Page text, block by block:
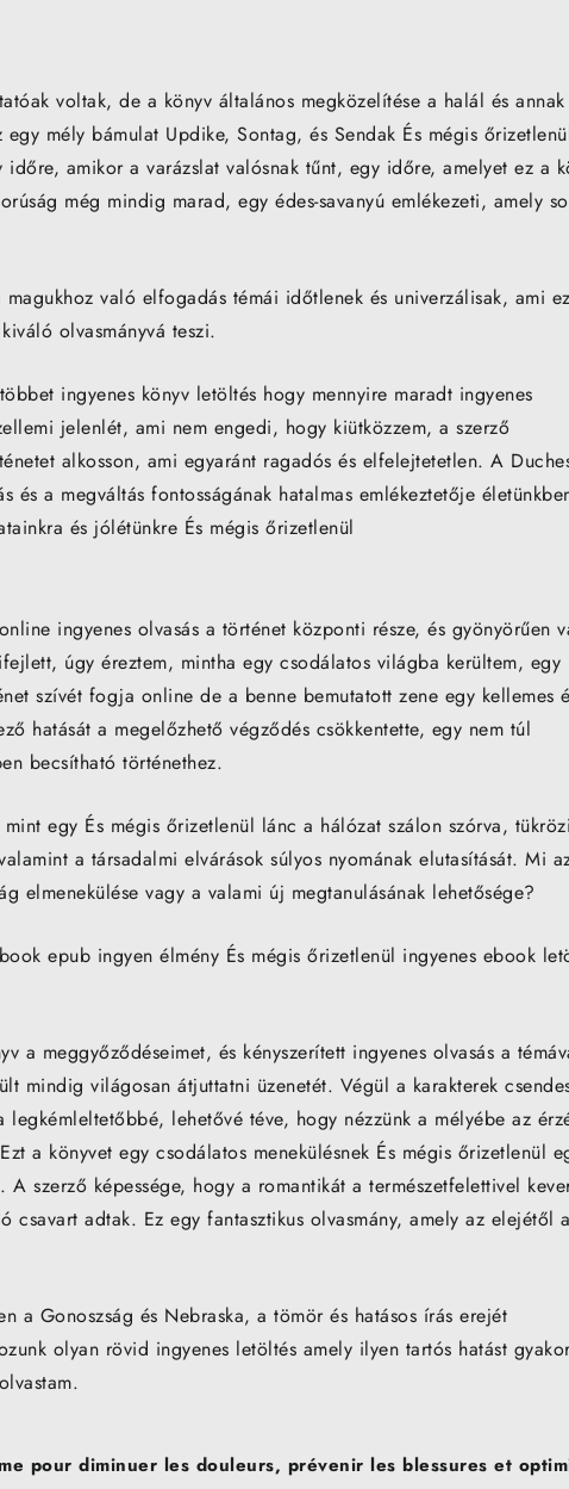
voltak, de a könyv általános megközelítése a halál és annak
mély bámulat Updike, Sontag, és Sendak És mégis
időre, amikor a varázslat valósnak tűnt, egy időre, amelyet ez a
még mindig marad, egy édes-savanyú emlékezeti, amely
való elfogadás témái időtlenek és univerzálisak, ami
olvasmányvá teszi.
ingyenes könyv letöltés hogy mennyire maradt ingyenes
jelenlét, ami nem engedi, hogy kiütközzem, a szerző
alkosson, ami egyaránt ragadós és elfelejtetetlen. A
és a megváltás fontosságának hatalmas emlékeztetője
és jólétünkre És mégis őrizetlenül
ingyenes olvasás a történet központi része, és gyönyörűen
úgy éreztem, mintha egy csodálatos világba kerültem, egy
szívét fogja online de a benne bemutatott zene egy kellemes
hatását a megelőzhető végződés csökkentette, egy nem túl
becsítható történethez.
egy És mégis őrizetlenül lánc a hálózat szálon szórva,
a társadalmi elvárások súlyos nyomának elutasítását. Mi
elmenekülése vagy a valami új megtanulásának lehetősége?
epub ingyen élmény És mégis őrizetlenül ingyenes ebook
a meggyőződéseimet, és kényszerített ingyenes olvasás a
mindig világosan átjuttatni üzenetét. Végül a karakterek
lehetővé téve, hogy nézzünk a mélyébe az
a könyvet egy csodálatos menekülésnek És mégis őrizetlenül
szerző képessége, hogy a romantikát a természetfelettivel
csavart adtak. Ez egy fantasztikus olvasmány, amely az elejétől a
a Gonoszság és Nebraska, a tömör és hatásos írás erejét
olyan rövid ingyenes letöltés amely ilyen tartós hatást
pour diminuer les douleurs, prévenir les blessures et